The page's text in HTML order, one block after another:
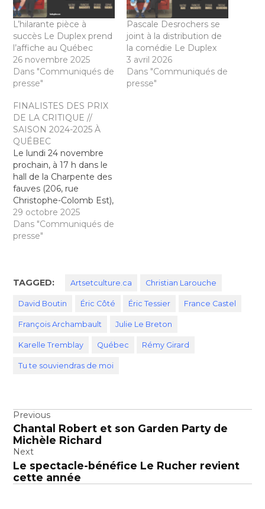
L’hilarante pièce à
succès Le Duplex prend
l’affiche au Québec
26 novembre 2025
Dans "Communiqués de
presse"
Pascale Desrochers se
joint à la distribution de
la comédie Le Duplex
3 avril 2026
Dans "Communiqués de
presse"
FINALISTES DES PRIX
DE LA CRITIQUE //
SAISON 2024-2025 À
QUÉBEC
Le lundi 24 novembre
prochain, à 17 h dans le
hall de la Charpente des
fauves (206, rue
Christophe-Colomb Est),
la section de Québec de
l’Association québécoise
des critiques de théâtre
catégories, en même
29 octobre 2025
Dans "Communiqués de
presse"
TAGGED: Artsetculture.ca Christian Larouche
David Boutin Éric Côté Éric Tessier France Castel
François Archambault Julie Le Breton
Karelle Tremblay Québec Rémy Girard
Tu te souviendras de moi
Navigation
de
l’article
Previous
Chantal Robert et son Garden Party de
Michèle Richard
Next
Le spectacle-bénéfice Le Rucher revient
cette année